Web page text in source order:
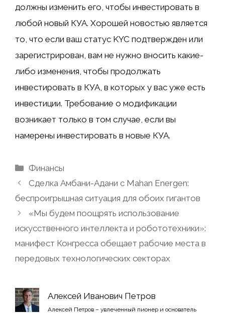
должны изменить его, чтобы инвестировать в
любой новый КУА. Хорошей новостью является
то, что если ваш статус KYC подтвержден или
зарегистрирован, вам не нужно вносить какие-
либо изменения, чтобы продолжать
инвестировать в КУА, в которых у вас уже есть
инвестиции. Требование о модификации
возникает только в том случае, если вы
намерены инвестировать в новые КУА.
Рубрики
Финансы
Сделка Амбани-Адани с Mahan Energen:
беспроигрышная ситуация для обоих гигантов
«Мы будем поощрять использование
искусственного интеллекта и робототехники»:
манифест Конгресса обещает рабочие места в
передовых технологических секторах
Алексей Иванович Петров
Алексей Петров – увлеченный пионер и основатель